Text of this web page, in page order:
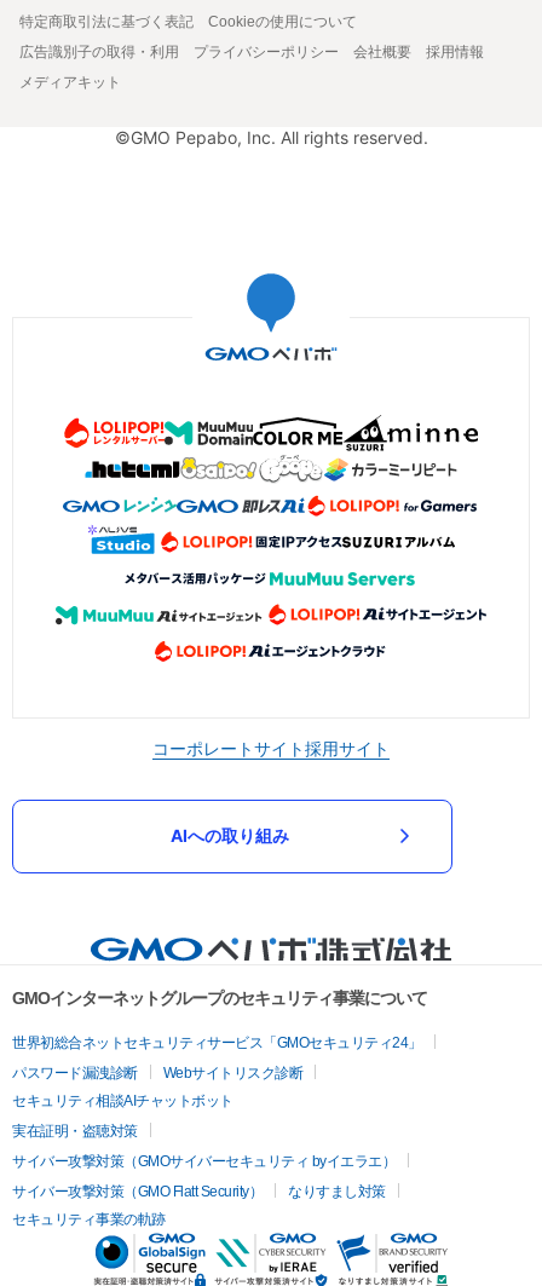
特定商取引法に基づく表記
Cookieの使用について
広告識別子の取得・利用
プライバシーポリシー 会社概要
採用情報
メディアキット
©GMO Pepabo, Inc. All rights reserved.
コーポレートサイト採用サイト
AIへの取り組み
GMOインターネットグループのセキュリティ事業について
世界初総合ネットセキュリティサービス「GMOセキュリティ24」
パスワード漏洩診断
Webサイトリスク診断
セキュリティ相談AIチャットボット
実在証明・盗聴対策
サイバー攻撃対策（GMOサイバーセキュリティ byイエラエ）
サイバー攻撃対策（GMO Flatt Security）
なりすまし対策
セキュリティ事業の軌跡